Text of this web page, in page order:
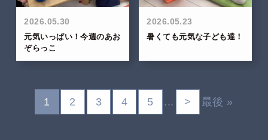
2026.05.30
元気いっぱい！今週のあお
ぞらっこ
2026.05.23
暑くても元気な子ども達！
1 2 3 4 5 ... > 最後 »